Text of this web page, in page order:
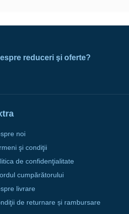
reduceri şi oferte?
noi
şi condiţii
de confidenţialitate
cumpărătorului
livrare
de returnare și rambursare